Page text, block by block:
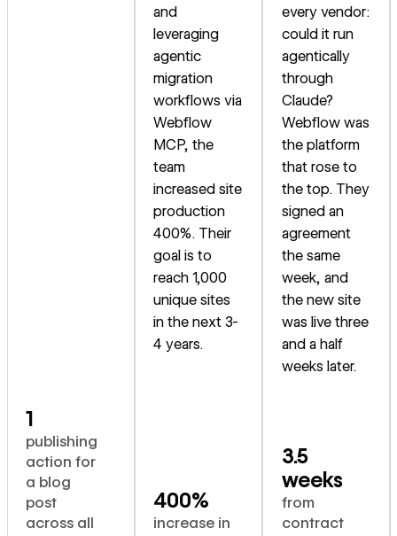
1
publishing
action for
a blog
post
across all
and
leveraging
agentic
migration
workflows via
Webflow
MCP, the
team
increased site
production
400%. Their
goal is to
reach 1,000
unique sites
in the next 3-
4 years.
400%
increase in
every vendor:
could it run
agentically
through
Claude?
Webflow was
the platform
that rose to
the top. They
signed an
agreement
the same
week, and
the new site
was live three
and a half
weeks later.
3.5
weeks
from
contract